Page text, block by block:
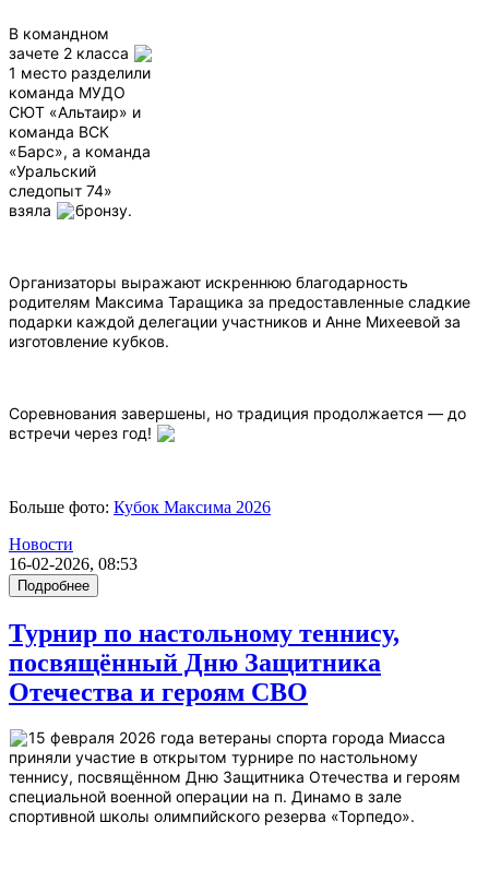
В командном
зачете 2 класса
1 место разделили
команда МУДО
СЮТ «Альтаир» и
команда ВСК
«Барс», а команда
«Уральский
следопыт 74»
взяла
бронзу.
Организаторы выражают искреннюю благодарность
родителям Максима Таращика за предоставленные сладкие
подарки каждой делегации участников и Анне Михеевой за
изготовление кубков.
Соревнования завершены, но традиция продолжается — до
встречи через год!
Больше фото: Кубок Максима 2026
Новости
16-02-2026, 08:53
Подробнее
Турнир по настольному теннису,
посвящённый Дню Защитника
Отечества и героям СВО
15 февраля 2026 года ветераны спорта города Миасса
приняли участие в открытом турнире по настольному
теннису, посвящённом Дню Защитника Отечества и героям
специальной военной операции на п. Динамо в зале
спортивной школы олимпийского резерва «Торпедо».